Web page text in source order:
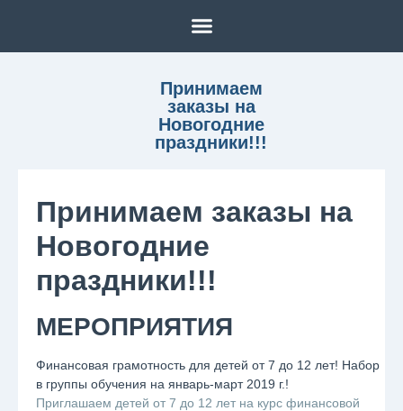
Принимаем
заказы на
Новогодние
праздники!!!
Принимаем заказы на
Новогодние
праздники!!!
МЕРОПРИЯТИЯ
Финансовая грамотность для детей от 7 до 12 лет! Набор
в группы обучения на январь-март 2019 г.!
Приглашаем детей от 7 до 12 лет на курс финансовой